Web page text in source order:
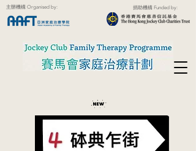
主辦機構 Organised by: 捐助機構 Funded by: